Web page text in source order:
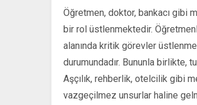
Öğretmen, doktor, bankacı gibi
bir rol üstlenmektedir.
alanında kritik görevler
durumundadır. Bununla birlikte,
Aşçılık, rehberlik, otelcilik gibi
vazgeçilmez unsurlar haline